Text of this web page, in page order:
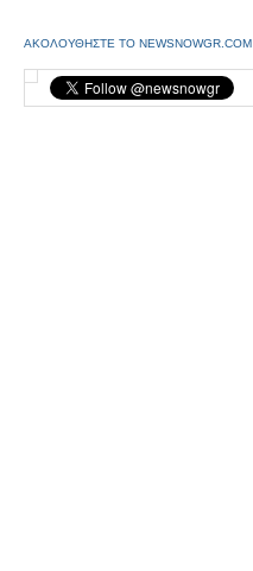
ΑΚΟΛΟΥΘΗΣΤΕ ΤΟ NEWSNOWGR.COM